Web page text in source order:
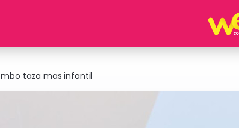
taza mas infantil